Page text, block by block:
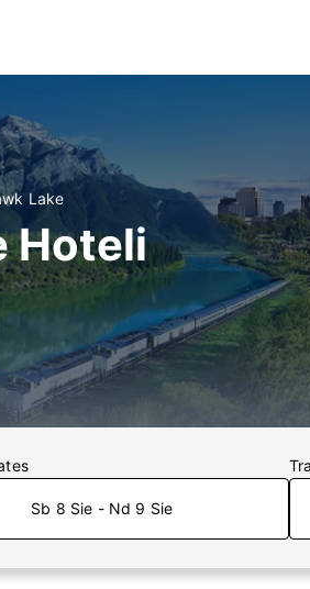
Lake
Hoteli
Sb 8 Sie - Nd 9 Sie